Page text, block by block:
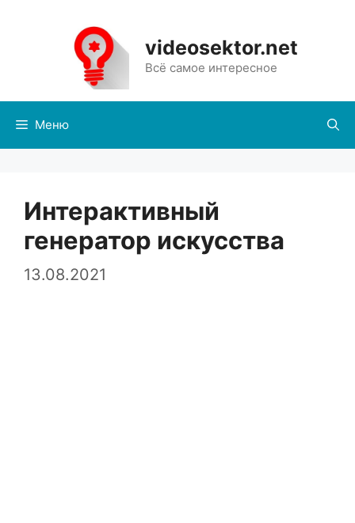
содержимому
videosektor.net
Всё самое интересное
Меню
Интерактивный
генератор искусства
13.08.2021